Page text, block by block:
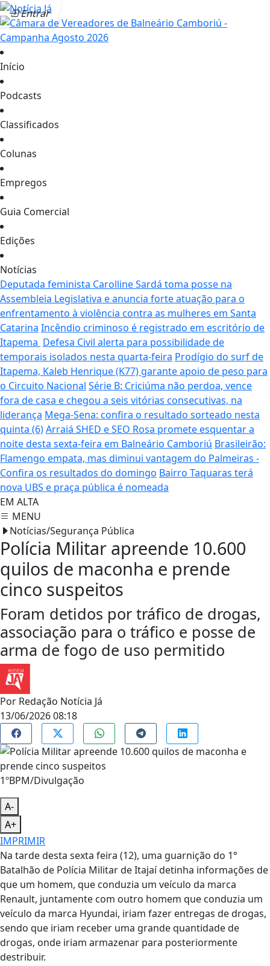
Entrar
Início
Podcasts
Classificados
Colunas
Empregos
Guia Comercial
Edições
Notícias
Deputada feminista Carolline Sardá toma posse na
Assembleia Legislativa e anuncia forte atuação para o
enfrentamento à violência contra as mulheres em Santa
Catarina Incêndio criminoso é registrado em escritório de
Itapema Defesa Civil alerta para possibilidade de
temporais isolados nesta quarta-feira Prodígio do surf de
Itapema, Kaleb Henrique (K77) garante apoio de peso para
o Circuito Nacional Série B: Criciúma não perdoa, vence
fora de casa e chegou a seis vitórias consecutivas, na
liderança Mega-Sena: confira o resultado sorteado nesta
quinta (6)Arraiá SHED e SEO Rosa promete esquentar a
noite desta sexta-feira em Balneário Camboriú Brasileirão:
Flamengo empata, mas diminui vantagem do Palmeiras -
Confira os resultados do domingo Bairro Taquaras terá
nova UBS e praça pública é nomeada
EM ALTA
MENU
Notícias/Segurança Pública
Polícia Militar apreende 10.600
quilos de maconha e prende
cinco suspeitos
Foram detidos por tráfico de drogas,
associação para o tráfico e posse de
arma de fogo de uso permitido
Por Redação Notícia Já
13/06/2026 08:18
1ºBPM/Divulgação
A-
A+
IMPRIMIR
Na tarde desta sexta feira (12), uma guarnição do 1°
Batalhão de Polícia Militar de Itajaí detinha informações de
que um homem, que conduzia um veículo da marca
Renault, juntamente com outro homem que conduzia um
veículo da marca Hyundai, iriam fazer entregas de drogas,
sendo que iriam receber uma grande quantidade de
drogas, onde iriam armazenar para posteriormente
destribuir.